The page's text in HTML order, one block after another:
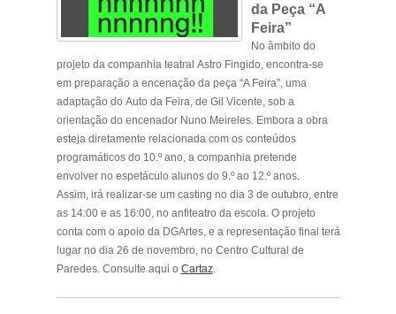
da Peça “A
Feira”
No âmbito do
projeto da companhia teatral Astro Fingido , encontra-se
em preparação a encenação da peça “A Feira”, uma
adaptação do Auto da Feira , de Gil Vicente , sob a
orientação do encenador Nuno Meireles. Embora a obra
esteja diretamente relacionada com os conteúdos
programáticos do 10.º ano, a companhia pretende
envolver no espetáculo alunos do 9.º ao 12.º anos.
Assim, irá realizar-se um casting no dia 3 de outubro, entre
as 14:00 e as 16:00, no anfiteatro da escola . O projeto
conta com o apoio da DGArtes, e a representação final terá
lugar no dia 26 de novembro, no Centro Cultural de
Paredes. Consulte aqui o Cartaz.